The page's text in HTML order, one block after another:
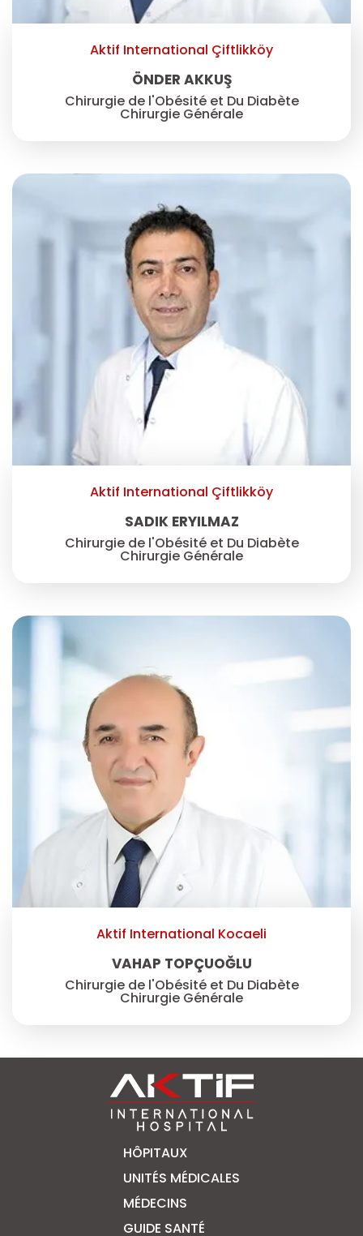
Aktif International Çiftlikköy
ÖNDER AKKUŞ
Chirurgie de l'Obésité et Du Diabète
Chirurgie Générale
Aktif International Çiftlikköy
SADIK ERYILMAZ
Chirurgie de l'Obésité et Du Diabète
Chirurgie Générale
Aktif International Kocaeli
VAHAP TOPÇUOĞLU
Chirurgie de l'Obésité et Du Diabète
Chirurgie Générale
HÔPITAUX
UNITÉS MÉDICALES
MÉDECINS
GUIDE SANTÉ